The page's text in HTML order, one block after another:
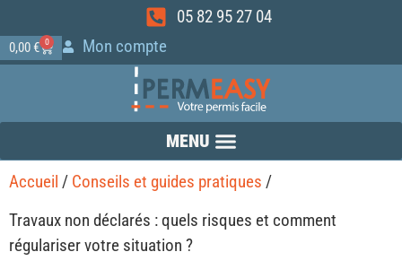
05 82 95 27 04
0,00€ 0 Mon compte
Accueil / Conseils et guides pratiques /
Travaux non déclarés : quels risques et comment
régulariser votre situation ?